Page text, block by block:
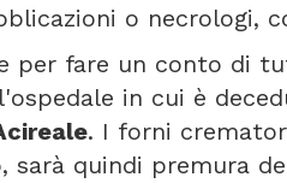
o necrologi,
per fare un conto di
in cui è
. I forni
sarà quindi premura